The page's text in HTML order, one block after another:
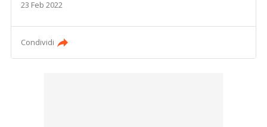
23 Feb 2022
Condividi